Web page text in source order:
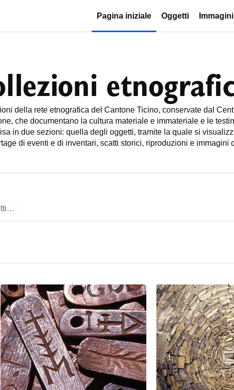
Pagina iniziale Oggetti Immagini
della rete etnografica del Cantone Ticino, conservate dal
che documentano la cultura materiale e immateriale e le
in due sezioni: quella degli oggetti, tramite la quale si
di eventi e di inventari, scatti storici, riproduzioni e immagini